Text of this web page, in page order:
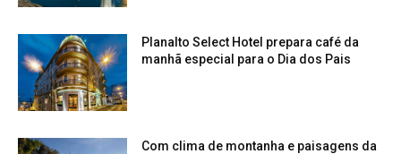
Planalto Select Hotel prepara café da
manhã especial para o Dia dos Pais
Com clima de montanha e paisagens da